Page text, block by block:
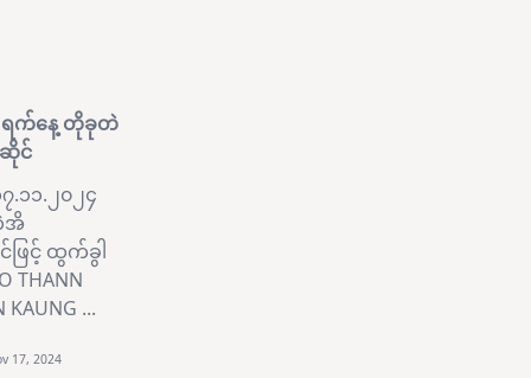
ရက်နေ့ တိုခုတဲ
င်
၇.၁၁.၂၀၂၄
အိ
ြင့် ထွက်ခွါ
THANN
KAUNG ...
17, 2024